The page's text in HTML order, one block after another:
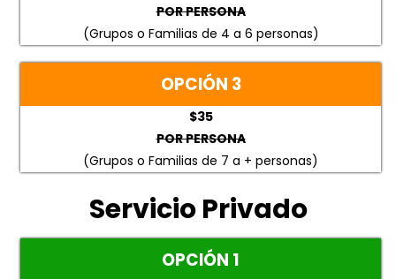
POR PERSONA
(Grupos o Familias de 4 a 6 personas)
OPCIÓN 3
$35
POR PERSONA
(Grupos o Familias de 7 a + personas)
Servicio Privado
OPCIÓN 1